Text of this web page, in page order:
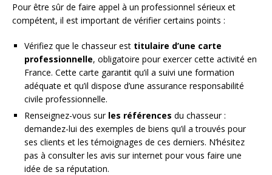
Pour être sûr de faire appel à un professionnel sérieux et
compétent, il est important de vérifier certains points :
Vérifiez que le chasseur est titulaire d’une carte
professionnelle, obligatoire pour exercer cette activité en
France. Cette carte garantit qu’il a suivi une formation
adéquate et qu’il dispose d’une assurance responsabilité
civile professionnelle.
Renseignez-vous sur les références du chasseur :
demandez-lui des exemples de biens qu’il a trouvés pour
ses clients et les témoignages de ces derniers. N’hésitez
pas à consulter les avis sur internet pour vous faire une
idée de sa réputation.